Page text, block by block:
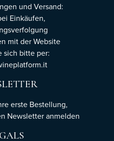
und Versand:
Einkäufen,
mit der Website
sich bitte per:
erste Bestellung,
Newsletteranmelden